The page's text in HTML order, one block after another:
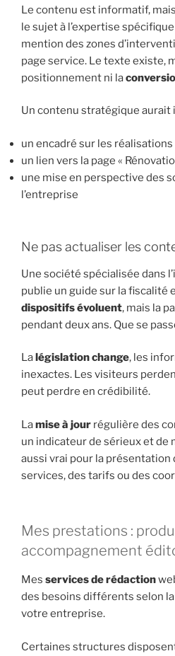
Le contenu est informatif,
le sujet à l’expertise
mention des zones
page service. Le texte existe,
positionnement ni la
Un contenu stratégique aurait
un encadré sur les réalisations
un lien vers la page «
une mise en perspective des
l’entreprise
Ne pas actualiser les
Une société spécialisée dans
publie un guide sur la fiscalité
dispositifs évoluent, mais la
pendant deux ans. Que se
La législation change, les
inexactes. Les visiteurs
peut perdre en crédibilité.
Lamise à jour régulière des
un indicateur de sérieux et de
aussi vrai pour la présentation
services, des tarifs ou des
Mes prestations :
accompagnement
Mes services de rédaction
des besoins différents selon
votre entreprise.
Certaines structures